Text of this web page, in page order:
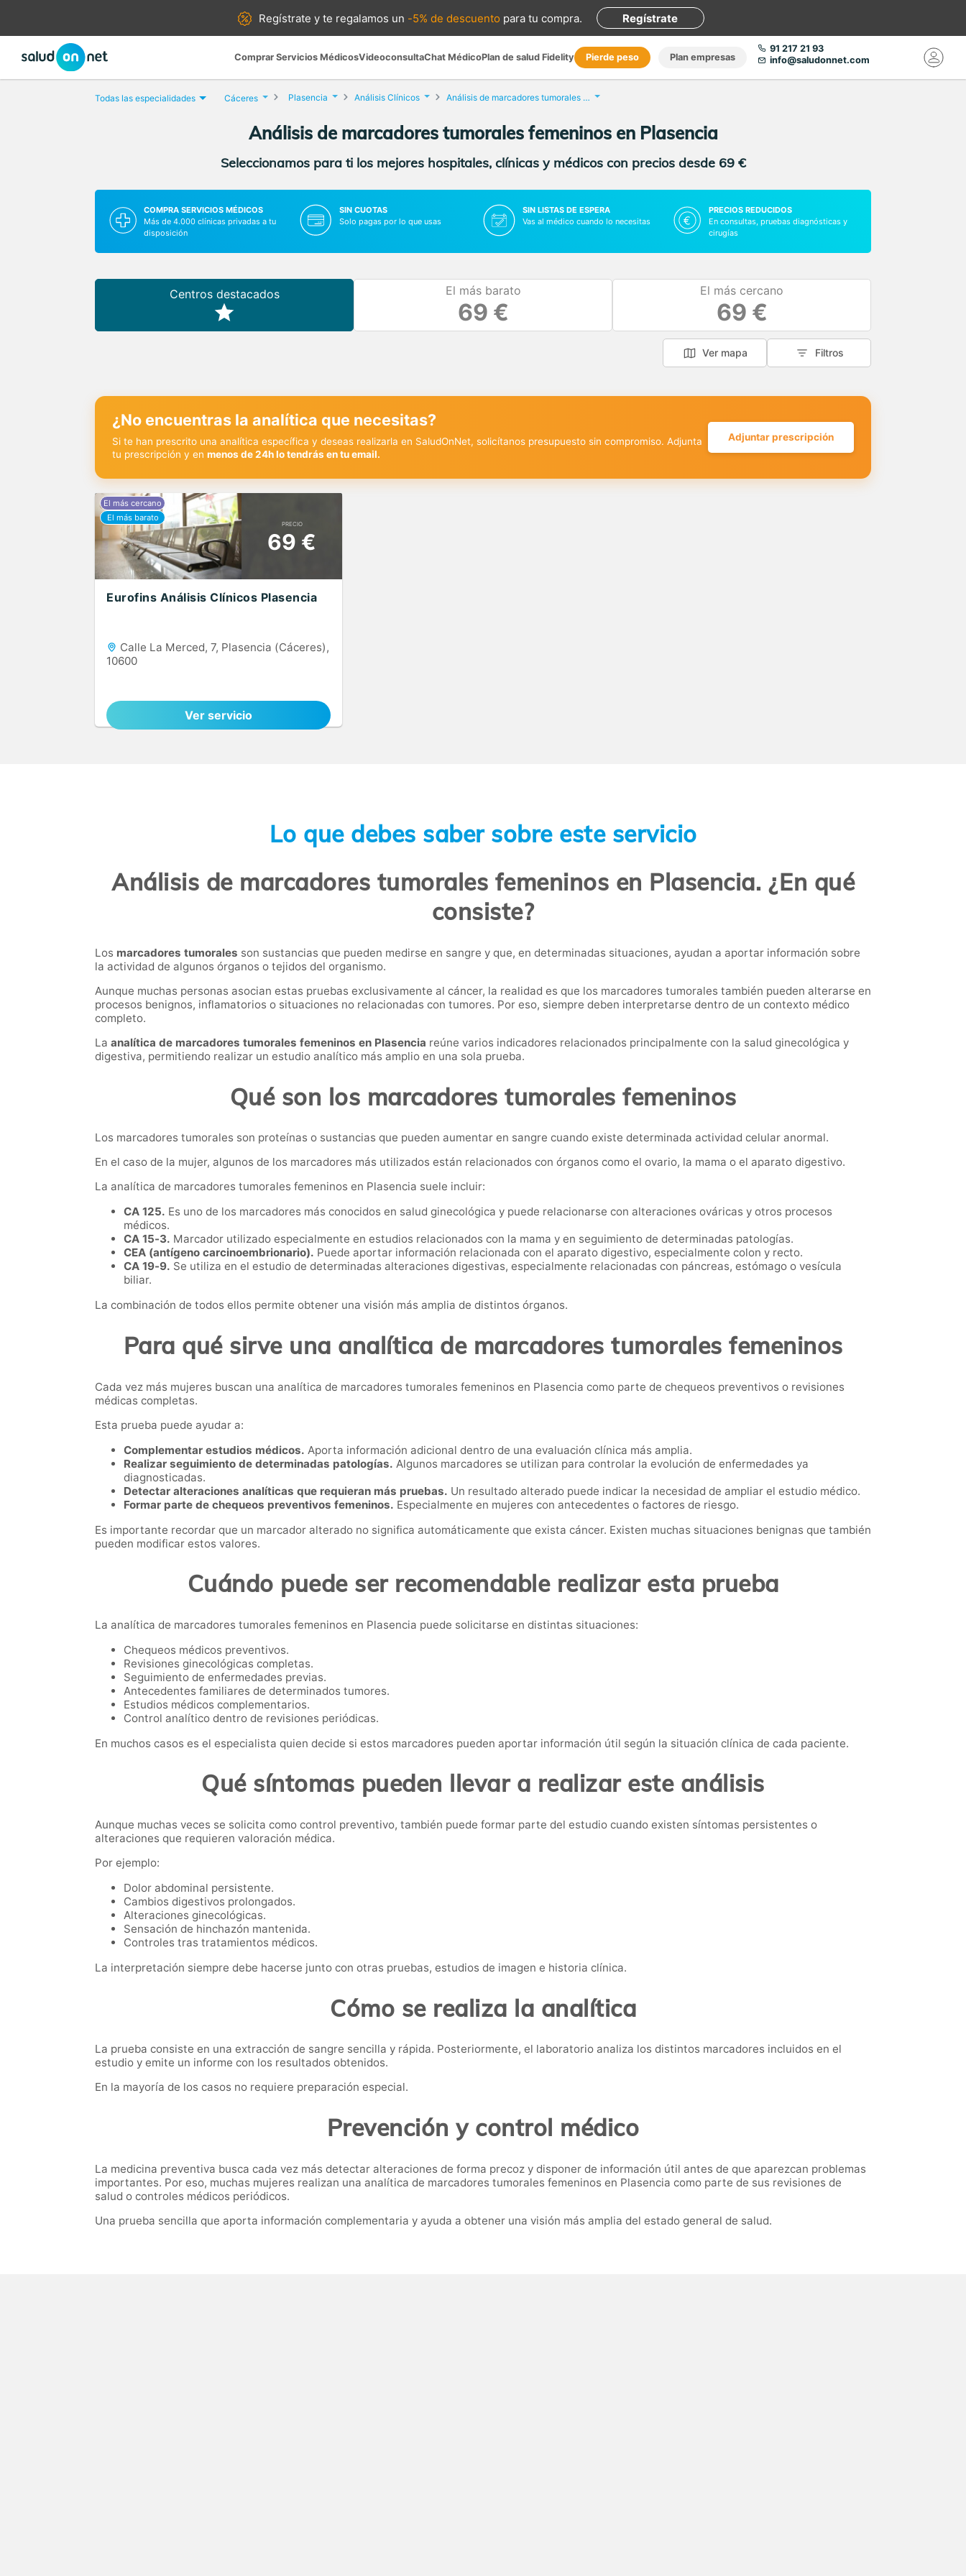
Regístrate yte regalamos un -5% de descuento para tu compra. Regístrate
Comprar Servicios MédicosVideoconsultaChat MédicoPlan de salud Fidelity Pierde peso Plan empresas
91 217 21 93
info@saludonnet.com
Todas las especialidades Cáceres Plasencia Análisis Clínicos Análisis de marcadores tumorales femeninos
Análisis de marcadores tumorales femeninos en Plasencia
Seleccionamos para ti los mejores hospitales, clínicas y médicos con precios desde 69 €
COMPRA SERVICIOS MÉDICOS
Más de 4.000 clínicas privadas a tu
disposición
SIN CUOTAS
Solo pagas por lo que usas
SIN LISTAS DE ESPERA
Vas al médico cuando lo necesitas
PRECIOS REDUCIDOS
En consultas, pruebas diagnósticas y
cirugías
Centros destacados El más barato
69 €
El más cercano
69 €
Ver mapa Filtros
¿No encuentras la analítica que necesitas?
Si te han prescrito una analítica específica y deseas realizarla en SaludOnNet, solicítanos presupuesto sin compromiso. Adjunta
tu prescripción y en menos de 24h lo tendrás en tu email.
Adjuntar prescripción
PRECIO
69 €
Eurofins Análisis Clínicos Plasencia
Calle La Merced, 7, Plasencia (Cáceres),
10600
Ver servicio
Lo que debes saber sobre este servicio
Análisis de marcadores tumorales femeninos en Plasencia. ¿En qué
consiste?
Los marcadores tumorales son sustancias que pueden medirse en sangre y que, en determinadas situaciones, ayudan a aportar información sobre
la actividad de algunos órganos o tejidos del organismo.
Aunque muchas personas asocian estas pruebas exclusivamente al cáncer, la realidad es que los marcadores tumorales también pueden alterarse en
procesos benignos, inflamatorios o situaciones no relacionadas con tumores. Por eso, siempre deben interpretarse dentro de un contexto médico
completo.
La analítica de marcadores tumorales femeninos en Plasencia reúne varios indicadores relacionados principalmente con la salud ginecológica y
digestiva, permitiendo realizar un estudio analítico más amplio en una sola prueba.
Qué son los marcadores tumorales femeninos
Los marcadores tumorales son proteínas o sustancias que pueden aumentar en sangre cuando existe determinada actividad celular anormal.
En el caso de la mujer, algunos de los marcadores más utilizados están relacionados con órganos como el ovario, la mama o el aparato digestivo.
La analítica de marcadores tumorales femeninos en Plasencia suele incluir:
CA 125. Es uno de los marcadores más conocidos en salud ginecológica y puede relacionarse con alteraciones ováricas y otros procesos
médicos.
CA 15-3. Marcador utilizado especialmente en estudios relacionados con la mama y en seguimiento de determinadas patologías.
CEA (antígeno carcinoembrionario). Puede aportar información relacionada con el aparato digestivo, especialmente colon y recto.
CA 19-9. Se utiliza en el estudio de determinadas alteraciones digestivas, especialmente relacionadas con páncreas, estómago o vesícula
biliar.
La combinación de todos ellos permite obtener una visión más amplia de distintos órganos.
Para qué sirve una analítica de marcadores tumorales femeninos
Cada vez más mujeres buscan una analítica de marcadores tumorales femeninos en Plasencia como parte de chequeos preventivos o revisiones
médicas completas.
Esta prueba puede ayudar a:
Complementar estudios médicos. Aporta información adicional dentro de una evaluación clínica más amplia.
Realizar seguimiento de determinadas patologías. Algunos marcadores se utilizan para controlar la evolución de enfermedades ya
diagnosticadas.
Detectar alteraciones analíticas que requieran más pruebas. Un resultado alterado puede indicar la necesidad de ampliar el estudio médico.
Formar parte de chequeos preventivos femeninos. Especialmente en mujeres con antecedentes o factores de riesgo.
Es importante recordar que un marcador alterado no significa automáticamente que exista cáncer. Existen muchas situaciones benignas que también
pueden modificar estos valores.
Cuándo puede ser recomendable realizar esta prueba
La analítica de marcadores tumorales femeninos en Plasencia puede solicitarse en distintas situaciones:
Chequeos médicos preventivos.
Revisiones ginecológicas completas.
Seguimiento de enfermedades previas.
Antecedentes familiares de determinados tumores.
Estudios médicos complementarios.
Control analítico dentro de revisiones periódicas.
En muchos casos es el especialista quien decide si estos marcadores pueden aportar información útil según la situación clínica de cada paciente.
Qué síntomas pueden llevar a realizar este análisis
Aunque muchas veces se solicita como control preventivo, también puede formar parte del estudio cuando existen síntomas persistentes o
alteraciones que requieren valoración médica.
Por ejemplo:
Dolor abdominal persistente.
Cambios digestivos prolongados.
Alteraciones ginecológicas.
Sensación de hinchazón mantenida.
Controles tras tratamientos médicos.
La interpretación siempre debe hacerse junto con otras pruebas, estudios de imagen e historia clínica.
Cómo se realiza la analítica
La prueba consiste en una extracción de sangre sencilla y rápida. Posteriormente, el laboratorio analiza los distintos marcadores incluidos en el
estudio y emite un informe con los resultados obtenidos.
En la mayoría de los casos no requiere preparación especial.
Prevención y control médico
La medicina preventiva busca cada vez más detectar alteraciones de forma precoz y disponer de información útil antes de que aparezcan problemas
importantes. Por eso, muchas mujeres realizan una analítica de marcadores tumorales femeninos en Plasencia como parte de sus revisiones de
salud o controles médicos periódicos.
Una prueba sencilla que aporta información complementaria y ayuda a obtener una visión más amplia del estado general de salud.